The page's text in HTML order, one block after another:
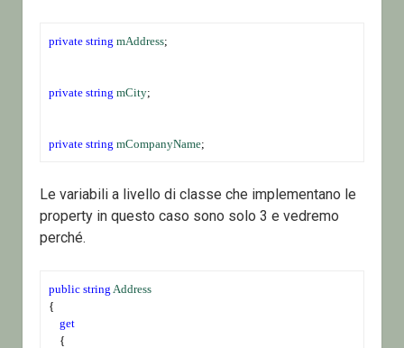
private string mAddress;
private string mCity;
private string mCompanyName;
Le variabili a livello di classe che implementano le
property in questo caso sono solo 3 e vedremo
perché.
public string Address
{
get
    {